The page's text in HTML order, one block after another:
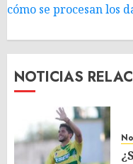
cómo se procesan los
NOTICIAS